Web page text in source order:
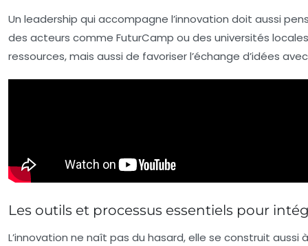
Un leadership qui accompagne l’innovation doit aussi
des acteurs comme FuturCamp ou des universités
ressources, mais aussi de favoriser l’échange d’idées
Les outils et processus essentiels pour
L’innovation ne naît pas du hasard, elle se construit